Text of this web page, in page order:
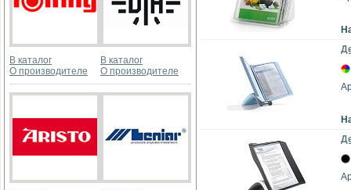
В каталог
О производителе
В каталог
О производителе